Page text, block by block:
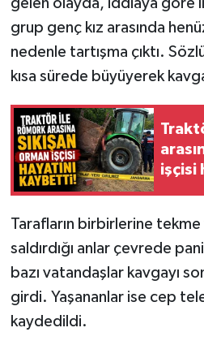
grup genç kız arasında
nedenle tartışma çıktı.
kısa sürede büyüyerek
işçisi
Tarafların birbirlerine
saldırdığı anlar çevrede
bazı vatandaşlar kavgayı
girdi. Yaşananlar ise cep
kaydedildi.